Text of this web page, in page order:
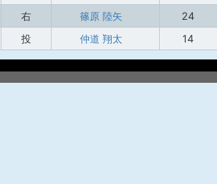
右 篠原 陸矢
24
投
仲道 翔太 14